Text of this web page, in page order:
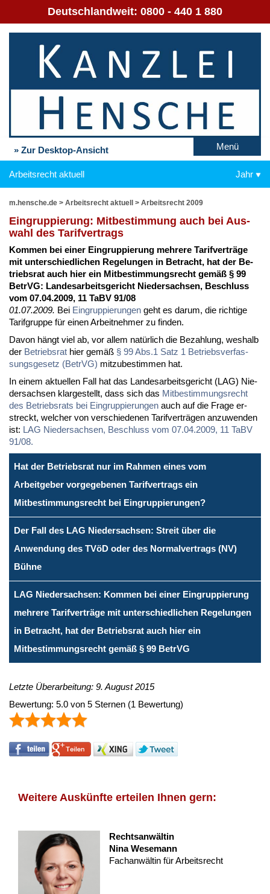
Deutschlandweit: 0800 - 440 1 880
» Zur Desktop-Ansicht Menü
Arbeitsrecht aktuell Jahr
m.hensche.de > Arbeitsrecht aktuell > Arbeitsrecht 2009
Ein­grup­pie­rung: Mit­be­stim­mung auch bei Aus­
wahl des Ta­rif­ver­trags
Kom­men bei ei­ner Ein­grup­pie­rung meh­re­re Ta­rif­ver­trä­ge
mit un­ter­schied­li­chen Re­ge­lun­gen in Be­tracht, hat der Be­
triebs­rat auch hier ein Mit­be­stim­mungs­recht ge­mäß § 99
Be­trVG: Lan­des­ar­beits­ge­richt Nie­der­sach­sen, Be­schluss
vom 07.04.2009, 11 TaBV 91/08
01.07.2009. Bei Ein­grup­pie­run­gen geht es dar­um, die rich­ti­ge
Ta­rif­grup­pe für ei­nen Ar­beit­neh­mer zu fin­den.
Da­von hängt viel ab, vor al­lem na­tür­lich die Be­zah­lung, wes­halb
der Be­triebs­rat hier ge­mäß § 99 Abs.1 Satz 1 Be­triebs­ver­fas­
sungs­ge­setz (Be­trVG) mit­zu­be­stim­men hat.
In ei­nem ak­tu­el­len Fall hat das Lan­des­ar­beits­ge­richt (LAG) Nie­
der­sach­sen klar­ge­stellt, dass sich das Mit­be­stim­mungs­recht
des Be­triebs­rats bei Ein­grup­pie­run­gen auch auf die Fra­ge er­
streckt, wel­cher von ver­schie­de­nen Ta­rif­ver­trä­gen an­zu­wen­den
ist: LAG Nie­der­sach­sen, Be­schluss vom 07.04.2009, 11 TaBV
91/08.
Hat der Betriebsrat nur im Rahmen eines vom
Arbeitgeber vorgegebenen Tarifvertrags ein
Mitbestimmungsrecht bei Eingruppierungen?
Der Fall des LAG Niedersachsen: Streit über die
Anwendung des TVöD oder des Normalvertrags (NV)
Bühne
LAG Niedersachsen: Kommen bei einer Eingruppierung
mehrere Tarifverträge mit unterschiedlichen Regelungen
in Betracht, hat der Betriebsrat auch hier ein
Mitbestimmungsrecht gemäß § 99 BetrVG
Letzte Überarbeitung: 9. August 2015
Bewertung: 5.0 von 5 Sternen (1 Bewertung)
Weitere Auskünfte erteilen Ihnen gern:
Rechtsanwältin
Nina Wesemann
Fachanwältin für Arbeitsrecht